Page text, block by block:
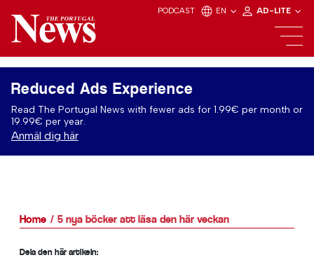
PODCAST EN AD-LITE
Reduced Ads Experience
Read The Portugal News with fewer ads for 1.99€ per month or
19.99€ per year.
Anmäl dig här
Home 5 nya böcker att läsa den här veckan
Dela den här artikeln: